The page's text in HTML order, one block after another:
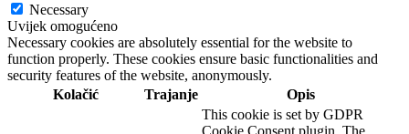
Necessary
Uvijek omogućeno
Necessary cookies are absolutely essential for the website to
function properly. These cookies ensure basic functionalities and
security features of the website, anonymously.
Kolačić
Trajanje Opis
This cookie is set by GDPR
Cookie Consent plugin. The